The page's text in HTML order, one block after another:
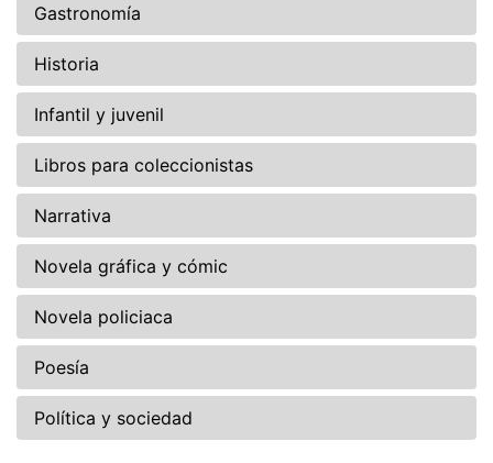
Gastronomía
Historia
Infantil y juvenil
Libros para coleccionistas
Narrativa
Novela gráfica y cómic
Novela policiaca
Poesía
Política y sociedad